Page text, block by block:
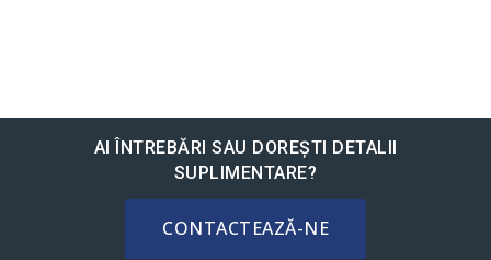
AI ÎNTREBĂRI SAU DOREȘTI DETALII
SUPLIMENTARE?
CONTACTEAZĂ-NE